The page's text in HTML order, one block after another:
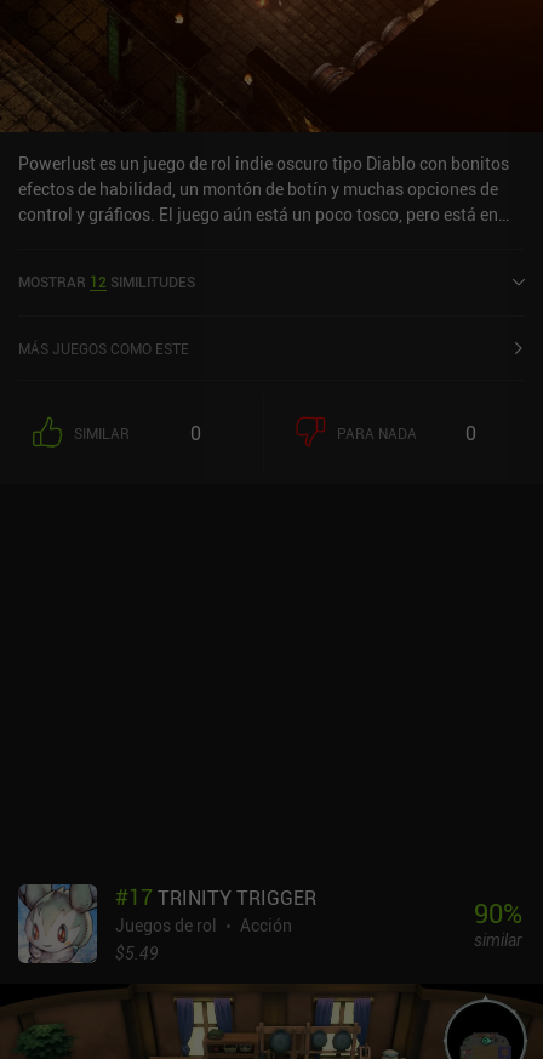
Powerlust es un juego de rol indie oscuro tipo Diablo con bonitos
efectos de habilidad, un montón de botín y muchas opciones de
control y gráficos. El juego aún está un poco tosco, pero está en
juego, que nos permite mantener dos habilidades en cualquier
una habilidad deslizando el dedo hacia arriba en la pantalla, y la
MOSTRAR 12 SIMILITUDES
MÁS JUEGOS COMO ESTE
SIMILAR 0 PARA NADA 0
#17TRINITY TRIGGER
Juegos de rol
Acción
$5.49
90%
similar